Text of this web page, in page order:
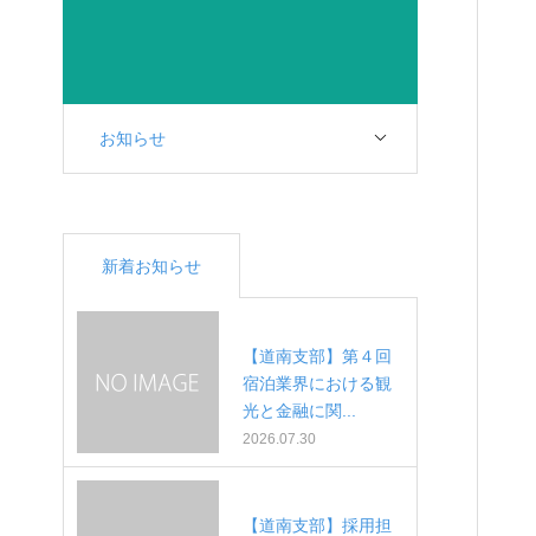
お知らせ
新着お知らせ
【道南支部】第４回
宿泊業界における観
光と金融に関...
2026.07.30
【道南支部】採用担